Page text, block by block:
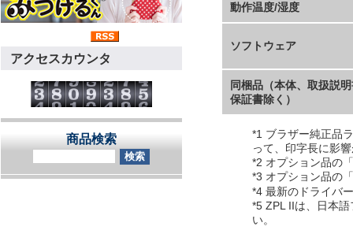
アクセスカウンタ
商品検索
動作温度/湿度
ソフトウェア
同梱品（本体、取扱説
保証書除く）
*1 ブラザー純正品
って、印字長に影
*2 オプション品の
*3 オプション品の
*4 最新のドライバ
*5 ZPL IIは、日本
い。